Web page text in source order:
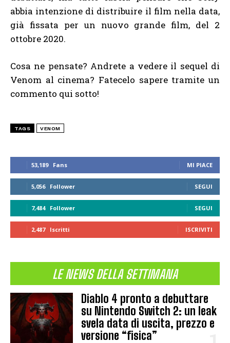
53,189 Fans MI PIACE
5,056 Follower SEGUI
7,484 Follower SEGUI
2,487 Iscritti ISCRIVITI
LE NEWS DELLA SETTIMANA
Diablo 4 pronto a debuttare
su Nintendo Switch 2: un leak
svela data di uscita, prezzo e
versione “fisica”
abbia intenzione di distribuire il film nella data,
già fissata per un nuovo grande film, del 2
ottobre 2020.
Cosa ne pensate? Andrete a vedere il sequel di
Venom al cinema? Fatecelo sapere tramite un
commento qui sotto!
TAGS VENOM